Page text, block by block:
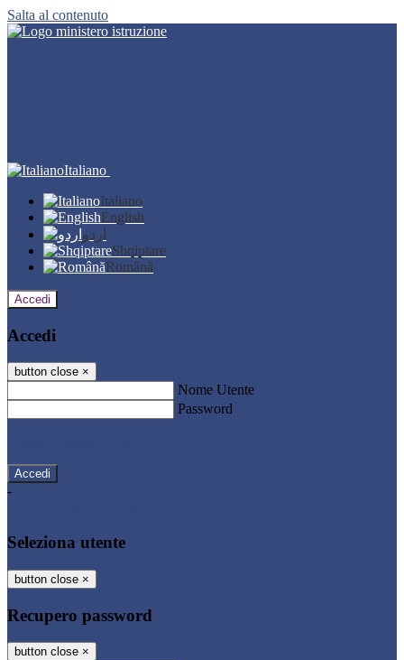
Salta al contenuto
Italiano
Italiano
English
اردو
Shqiptare
Română
Accedi
Accedi
button close ×
Nome Utente
Password
-
Seleziona utente
button close ×
Recupero password
button close ×